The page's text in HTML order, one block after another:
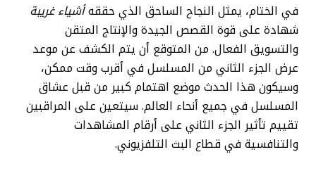
في الختام، يمثل النجاح الساحق الذي حققهأشياء غريبة
شهادة على قوة القصص الجيدة والإنتاج المتقن
والتسويق الفعال. من المتوقع أن يتم الكشف عن موعد
عرض الجزء الثاني من المسلسل في أقرب وقت ممكن،
وسيكون هذا الحدث موضع اهتمام كبير من قبل عشاق
المسلسل في جميع أنحاء العالم. سيتعين على المراقبين
تقييم تأثير الجزء الثاني على أرقام المشاهدات
والتنافسية في قطاع البث التلفزيوني.